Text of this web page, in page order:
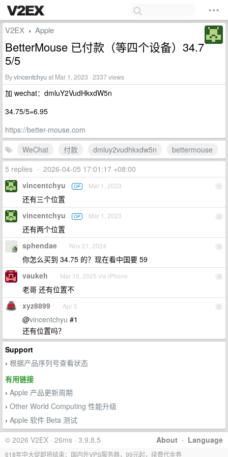
V2EX › Apple
BetterMouse 已付款（等四个设备）34.7
5/5
Byvincentchyu at Mar 1, 2023 · 2337 views
加 wechat：dmluY2VudHkxdW5n
34.75/5=6.95
https://better-mouse.com
WeChat
付款 dmluy2vudhkxdw5n
bettermouse
5 replies • 2026-04-05 17:01:17 +08:00
1
vincentchyu OP Mar 1, 2023
还有三个位置
2
vincentchyu OP Mar 1, 2023
还有两个位置
3
sphendae Nov 21, 2024
你怎么买到 34.75 的？现在看中国要 59
4
vaukeh Mar 10, 2025 via iPhone
老哥 还有位置不
5
xyz8899 Apr 5
@vincentchyu #1
还有位置吗？
Support
› 根据产品序列号查看状态
有用链接
› Apple 产品更新周期
› Other World Computing 性能升级
› Apple 软件 Beta 测试
About · Language
© 2026 V2EX · 26ms · 3.9.8.5
618年中大促即将结束：国内外VPS服务器，99元起，续费代金券